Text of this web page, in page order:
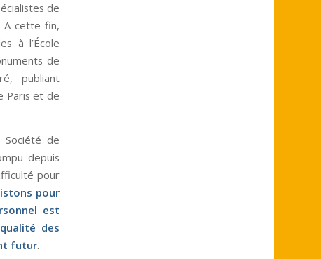
de
A cette fin,
à l’École
de
publiant
Paris et de
Société de
depuis
pour
pour
est
des
futur.